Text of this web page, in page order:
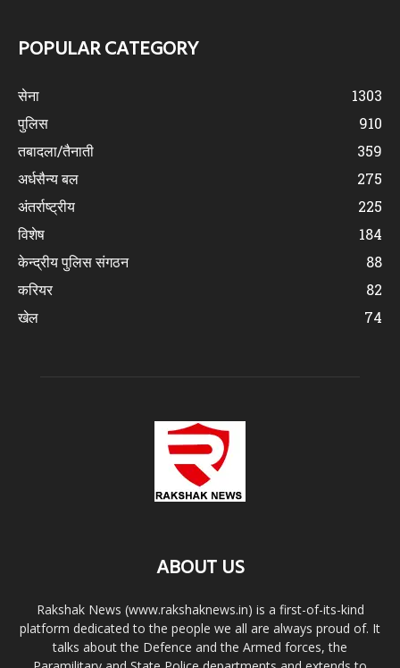
POPULAR CATEGORY
सेना
1303
पुलिस
910
तबादला/तैनाती
359
अर्धसैन्य बल
275
अंतर्राष्ट्रीय
225
विशेष
184
केन्द्रीय पुलिस संगठन
88
करियर
82
खेल
74
ABOUT US
Rakshak News (www.rakshaknews.in) is a first-of-its-kind
platform dedicated to the people we all are always proud of. It
talks about the Defence and the Armed forces, the